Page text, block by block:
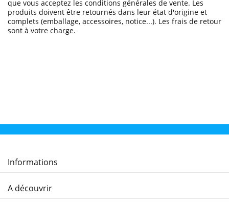
que vous acceptez les conditions générales de vente. Les
produits doivent être retournés dans leur état d'origine et
complets (emballage, accessoires, notice...). Les frais de retour
sont à votre charge.
Informations
A découvrir